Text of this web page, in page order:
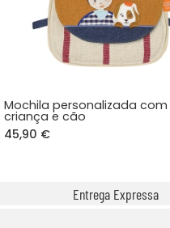
Mochila personalizada com
criança e cão
45,90 €
Entrega Expressa